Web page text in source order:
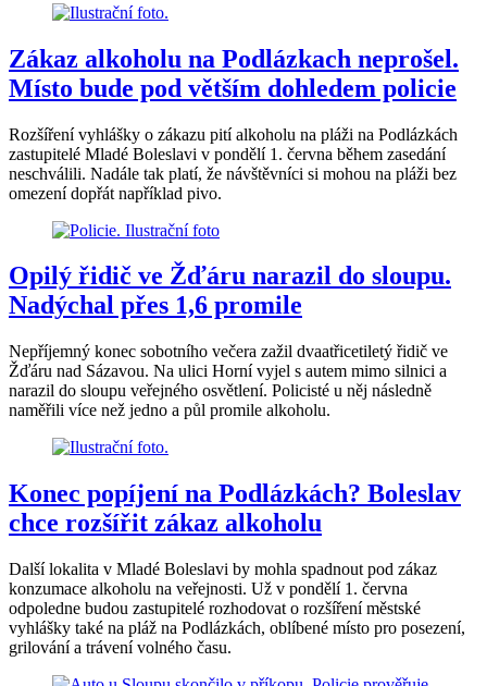
Zákaz alkoholu na Podlázkach neprošel.
Místo bude pod větším dohledem policie
Rozšíření vyhlášky o zákazu pití alkoholu na pláži na Podlázkách
zastupitelé Mladé Boleslavi v pondělí 1. června během zasedání
neschválili. Nadále tak platí, že návštěvníci si mohou na pláži bez
omezení dopřát například pivo.
Opilý řidič ve Žďáru narazil do sloupu.
Nadýchal přes 1,6 promile
Nepříjemný konec sobotního večera zažil dvaatřicetiletý řidič ve
Žďáru nad Sázavou. Na ulici Horní vyjel s autem mimo silnici a
narazil do sloupu veřejného osvětlení. Policisté u něj následně
naměřili více než jedno a půl promile alkoholu.
Konec popíjení na Podlázkách? Boleslav
chce rozšířit zákaz alkoholu
Další lokalita v Mladé Boleslavi by mohla spadnout pod zákaz
konzumace alkoholu na veřejnosti. Už v pondělí 1. června
odpoledne budou zastupitelé rozhodovat o rozšíření městské
vyhlášky také na pláž na Podlázkách, oblíbené místo pro posezení,
grilování a trávení volného času.